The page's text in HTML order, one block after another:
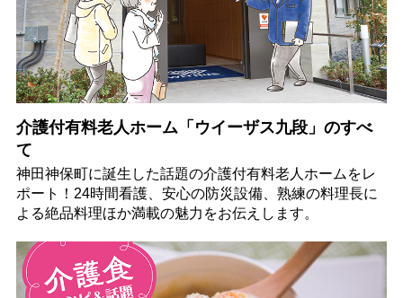
介護付有料老人ホーム「ウイーザス九段」のすべ
て
神田神保町に誕生した話題の介護付有料老人ホームをレ
ポート！24時間看護、安心の防災設備、熟練の料理長に
よる絶品料理ほか満載の魅力をお伝えします。